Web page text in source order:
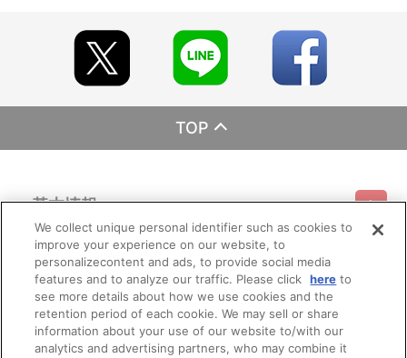
TOP
基本情報
利用規約 特定商取引法に基づく表示 プライバシーポリシー
プライバシーオプション 会社概要
ご利用情報
ご利用ガイド サイトマップ お問い合わせ
会員メニュー
その他のご案内
We collect unique personal identifier such as cookies to
improve your experience on our website, to
personalizecontent and ads, to provide social media
features and to analyze our traffic. Please click here to
see more details about how we use cookies and the
retention period of each cookie. We may sell or share
information about your use of our website to/with our
analytics and advertising partners, who may combine it